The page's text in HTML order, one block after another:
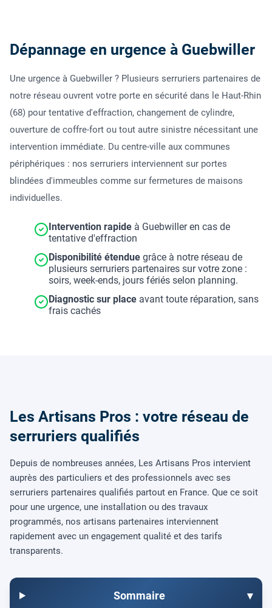
Dépannage en urgence à Guebwiller
Une urgence à Guebwiller ? Plusieurs serruriers partenaires de
notre réseau ouvrent votre porte en sécurité dans le Haut-Rhin
(68) pour tentative d'effraction, changement de cylindre,
ouverture de coffre-fort ou tout autre sinistre nécessitant une
intervention immédiate. Du centre-ville aux communes
périphériques : nos serruriers interviennent sur portes
blindées d'immeubles comme sur fermetures de maisons
individuelles.
Intervention rapide à Guebwiller en cas de
tentative d'effraction
Disponibilité étendue grâce à notre réseau de
plusieurs serruriers partenaires sur votre zone :
soirs, week-ends, jours fériés selon planning.
Diagnostic sur place avant toute réparation, sans
frais cachés
Les Artisans Pros : votre réseau de
serruriers qualifiés
Depuis de nombreuses années, Les Artisans Pros intervient
auprès des particuliers et des professionnels avec ses
serruriers partenaires qualifiés partout en France. Que ce soit
pour une urgence, une installation ou des travaux
programmés, nos artisans partenaires interviennent
rapidement avec un engagement qualité et des tarifs
transparents.
Sommaire ▾